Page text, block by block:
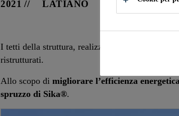
2021 LATIANO
I tetti della struttura, realizzati con pietre
ristrutturati.
Allo scopo di migliorare l’efficienza
spruzzo di Sika®.